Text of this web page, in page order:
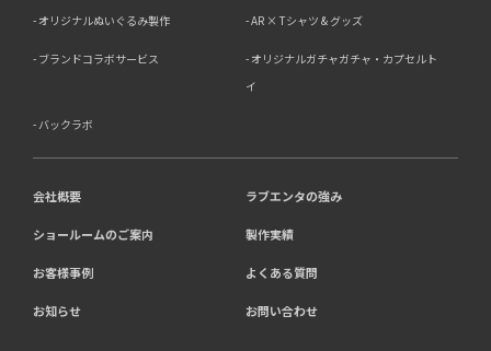
は、適切なサービスが提供できない場合がありますので予
8．Cookie（クッキー）等の利用について
当社のウェブサイトでは、お客様に適したサービスや情
報、広告等を提供する目的のため、Cookie（クッキー）
13-1 アクセス解析ツールについて、当社は、利用状況の
ィクス」を利用しています。Google アナリティクスは、
特定する情報は取得していません。収集される情報は、
す。
オリジナルぬいぐるみ製作 AR × Tシャツ & グッズ
ブランドコラボサービス
オリジナルガチャガチャ・カプセルト
イ
バックラボ
会社概要 ラブエンタの強み
ショールームのご案内 製作実績
お客様事例 よくある質問
お知らせ お問い合わせ